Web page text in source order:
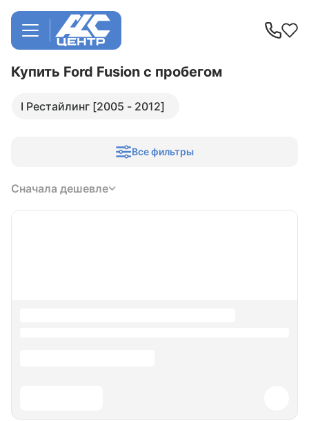
Купить Ford Fusion с пробегом
I Рестайлинг [2005 - 2012]
Все фильтры
Сначала дешевле